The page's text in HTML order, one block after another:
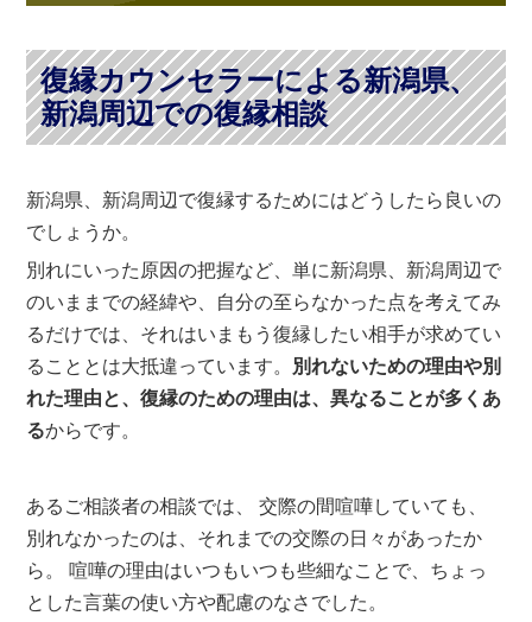
復縁カウンセラーによる新潟県、
新潟周辺での復縁相談
新潟県、新潟周辺で復縁するためにはどうしたら良いの
でしょうか。
別れにいった原因の把握など、単に新潟県、新潟周辺で
のいままでの経緯や、自分の至らなかった点を考えてみ
るだけでは、それはいまもう復縁したい相手が求めてい
ることとは大抵違っています。 別れないための理由や別
れた理由と、復縁のための理由は、異なることが多くあ
るからです。
あるご相談者の相談では、 交際の間喧嘩していても、
別れなかったのは、それまでの交際の日々があったか
ら。 喧嘩の理由はいつもいつも些細なことで、ちょっ
とした言葉の使い方や配慮のなさでした。